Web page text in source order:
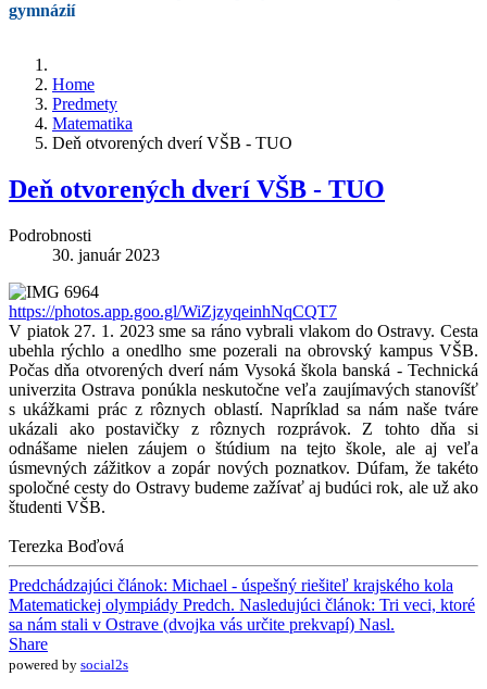
gymnázií
Home
Predmety
Matematika
Deň otvorených dverí VŠB - TUO
Deň otvorených dverí VŠB - TUO
Podrobnosti
30. január 2023
https://photos.app.goo.gl/WiZjzyqeinhNqCQT7
V piatok 27. 1. 2023 sme sa ráno vybrali vlakom do Ostravy. Cesta
ubehla rýchlo a onedlho sme pozerali na obrovský kampus VŠB.
Počas dňa otvorených dverí nám Vysoká škola banská - Technická
univerzita Ostrava ponúkla neskutočne veľa zaujímavých stanovíšť
s ukážkami prác z rôznych oblastí. Napríklad sa nám naše tváre
ukázali ako postavičky z rôznych rozprávok. Z tohto dňa si
odnášame nielen záujem o štúdium na tejto škole, ale aj veľa
úsmevných zážitkov a zopár nových poznatkov. Dúfam, že takéto
spoločné cesty do Ostravy budeme zažívať aj budúci rok, ale už ako
študenti VŠB.
Terezka Boďová
Predchádzajúci článok: Michael - úspešný riešiteľ krajského kola
Matematickej olympiády Predch. Nasledujúci článok: Tri veci, ktoré
sa nám stali v Ostrave (dvojka vás určite prekvapí) Nasl.
Share
powered by social2s